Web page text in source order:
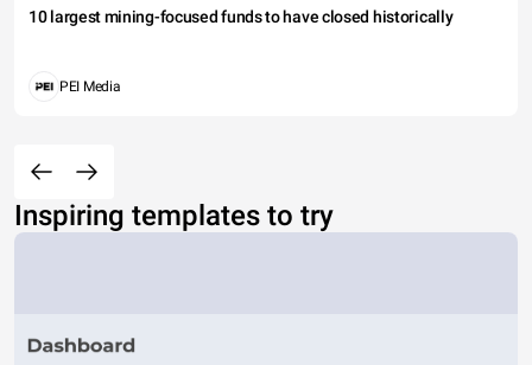
10 largest mining-focused funds to have closed historically
PEI Media
Inspiring templates to try